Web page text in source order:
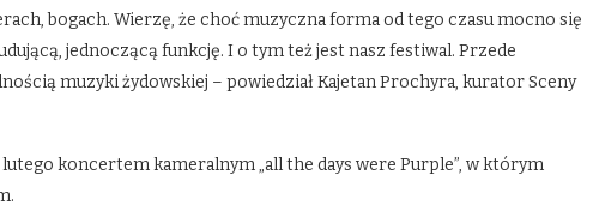
bogach. Wierzę, że choć muzyczna forma od tego czasu mocno się
jednoczącą funkcję. I o tym też jest nasz festiwal. Przede
muzyki żydowskiej – powiedział Kajetan Prochyra, kurator Sceny
koncertem kameralnym „all the days were Purple”, w którym